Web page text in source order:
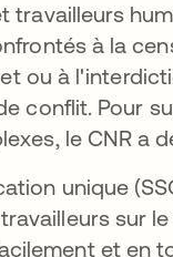
travailleurs
à la
ou à
conflit. Pour
le CNR a
unique
sur
et en